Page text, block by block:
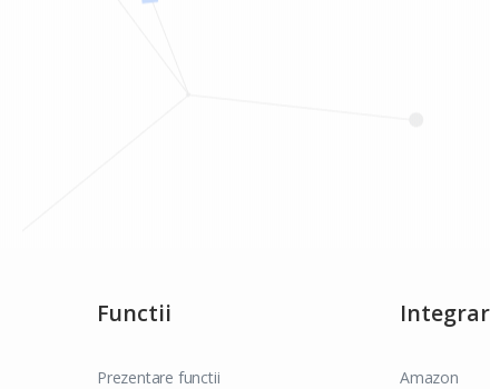
Functii
Prezentare functii
Amazon